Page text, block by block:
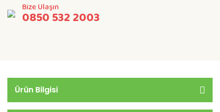
Bize Ulaşın
0850 532 2003
Ürün Bilgisi